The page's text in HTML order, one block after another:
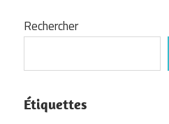
Rechercher
Étiquettes